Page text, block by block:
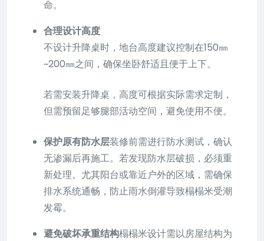
命。
合理设计高度
不设计升降桌时，地台高度建议控制在150㎜
~200㎜之间，确保坐卧舒适且便于上下。
若需安装升降桌，高度可根据实际需求定制，
但需预留足够腿部活动空间，避免使用不便。
保护原有防水层装修前需进行防水测试，确认
无渗漏后再施工。若发现防水层破损，必须重
新处理。尤其阳台或靠近户外的区域，需确保
排水系统通畅，防止雨水倒灌导致榻榻米受潮
发霉。
避免破坏承重结构榻榻米设计需以房屋结构为